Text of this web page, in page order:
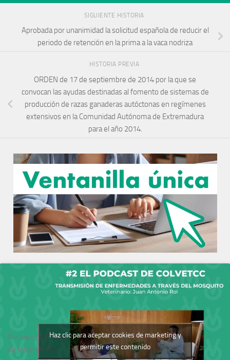
SIGUIENTE HISTORIA
Aprobada por unanimidad la solicitud española de reducir el
periodo de retención en la prima a la vaca nodriza
HISTORIA PREVIA
ORDEN de 17 de septiembre de 2014 por la que se
convocan las ayudas destinadas al fomento de sistemas de
producción de razas ganaderas autóctonas en regímenes
extensivos en la Comunidad Autónoma de Extremadura
para el año 2014.
Podcast del Colegio
de Veterinarios
Haz clic para aceptar cookies de marketing y
permitir este contenido